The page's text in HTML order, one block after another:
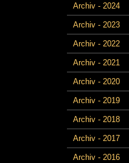
Archiv - 2024
Archiv - 2023
Archiv - 2022
Archiv - 2021
Archiv - 2020
Archiv - 2019
Archiv - 2018
Archiv - 2017
Archiv - 2016